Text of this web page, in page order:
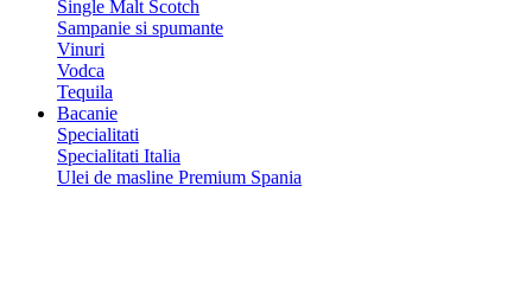
Single Malt Scotch
Sampanie si spumante
Vinuri
Vodca
Tequila
Bacanie
Specialitati
Specialitati Italia
Ulei de masline Premium Spania